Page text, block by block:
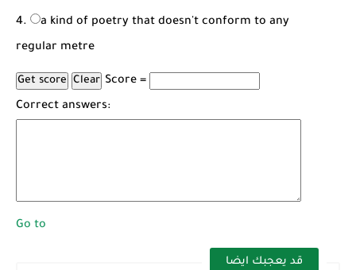
a kind of poetry that doesn't conform to any
regular metre
Score =
Correct answers:
Go to
قد يعجبك ايضا